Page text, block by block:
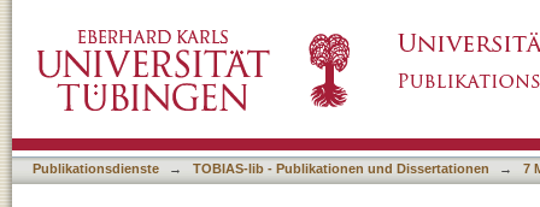
Publikationsdienste → TOBIAS-lib - Publikationen und Dissertationen → 7